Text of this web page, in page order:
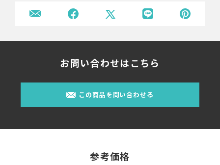
お問い合わせはこちら
この商品を問い合わせる
参考価格